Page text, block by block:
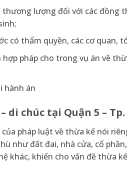
lượng đối với các đồng
có thẩm quyền, các cơ quan,
pháp cho trong vụ án về
hành án
chúc tại Quận 5 –
pháp luật về thừa kế nói
như đất đai, nhà cửa, cổ
khác, khiến cho vấn đề thừa